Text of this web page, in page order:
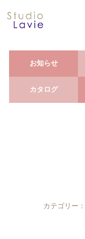
お知らせ
カタログ
カテゴリー：